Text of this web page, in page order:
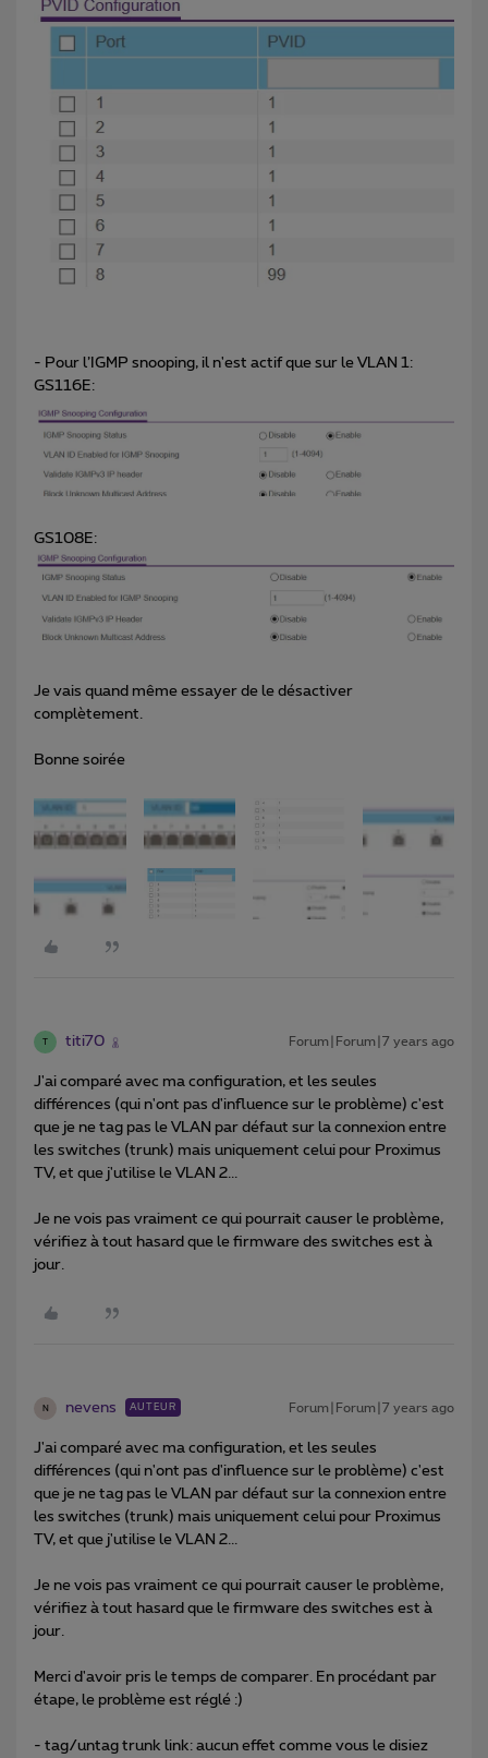
- Pour l’IGMP snooping, il n'est actif que sur le VLAN 1:
GS116E:
GS108E:
Je vais quand même essayer de le désactiver
complètement.
Bonne soirée
T titi70 Forum|Forum|7 years ago
J'ai comparé avec ma configuration, et les seules
différences (qui n'ont pas d'influence sur le problème) c'est
que je ne tag pas le VLAN par défaut sur la connexion entre
les switches (trunk) mais uniquement celui pour Proximus
TV, et que j'utilise le VLAN 2...
Je ne vois pas vraiment ce qui pourrait causer le problème,
vérifiez à tout hasard que le firmware des switches est à
jour.
N nevens AUTEUR Forum|Forum|7 years ago
J'ai comparé avec ma configuration, et les seules
différences (qui n'ont pas d'influence sur le problème) c'est
que je ne tag pas le VLAN par défaut sur la connexion entre
les switches (trunk) mais uniquement celui pour Proximus
TV, et que j'utilise le VLAN 2...
Je ne vois pas vraiment ce qui pourrait causer le problème,
vérifiez à tout hasard que le firmware des switches est à
jour.
Merci d'avoir pris le temps de comparer. En procédant par
étape, le problème est réglé :)
- tag/untag trunk link: aucun effet comme vous le disiez